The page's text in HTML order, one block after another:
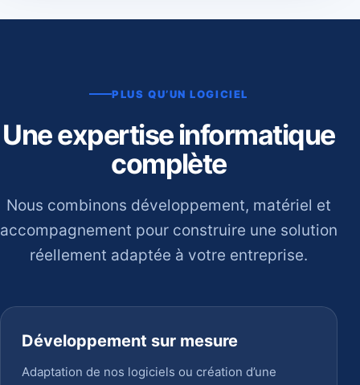
PLUS QU’UN LOGICIEL
Une expertise informatique
complète
Nous combinons développement, matériel et
accompagnement pour construire une solution
réellement adaptée à votre entreprise.
Développement sur mesure
Adaptation de nos logiciels ou création d’une